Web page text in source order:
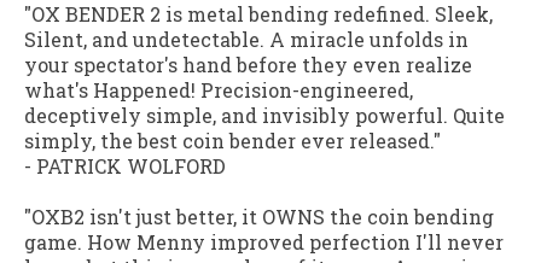
"OX BENDER 2 is metal bending redefined. Sleek,
Silent, and undetectable. A miracle unfolds in
your spectator's hand before they even realize
what's Happened! Precision-engineered,
deceptively simple, and invisibly powerful. Quite
simply, the best coin bender ever released."
- PATRICK WOLFORD
"OXB2 isn't just better, it OWNS the coin bending
game. How Menny improved perfection I'll never